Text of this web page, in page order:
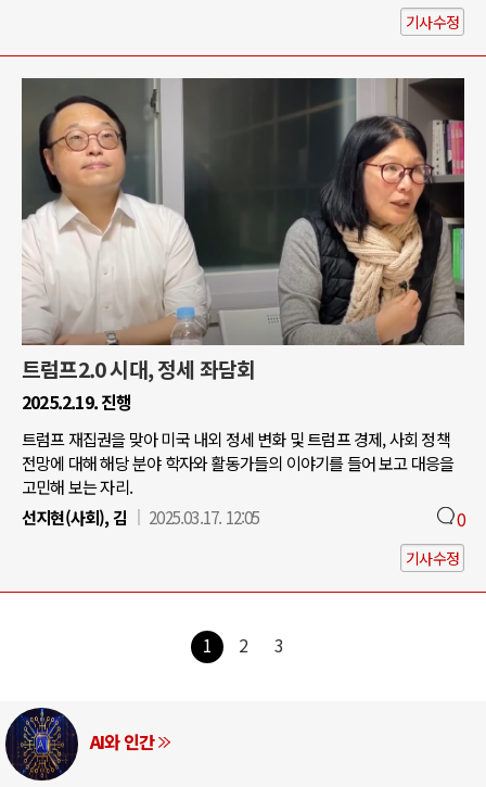
기사수정
트럼프2.0 시대, 정세 좌담회
2025.2.19. 진행
트럼프 재집권을 맞아 미국 내외 정세 변화 및 트럼프 경제, 사회 정책
전망에 대해 해당 분야 학자와 활동가들의 이야기를 들어 보고 대응을
고민해 보는 자리.
선지현(사회), 김
2025.03.17. 12:05 0
기사수정
1 2 3
AI와 인간